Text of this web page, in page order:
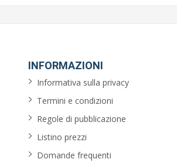
INFORMAZIONI
Informativa sulla privacy
Termini e condizioni
Regole di pubblicazione
Listino prezzi
Domande frequenti